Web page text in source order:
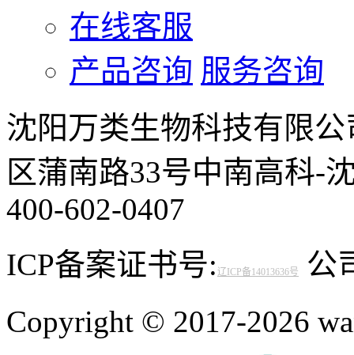
在线客服
产品咨询 服务咨询
沈阳万类生物科技有限
区蒲南路33号中南高科-
400-602-0407
ICP备案证书号: 辽ICP备14013636号
公
Copyright © 2017-2026